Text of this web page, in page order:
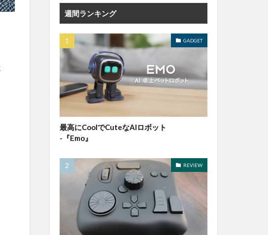
週間ランキング
GADGET
最高にCoolでCuteなAIロボット
-『Emo』
REVIEW